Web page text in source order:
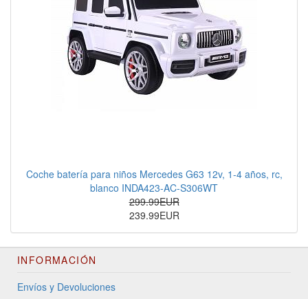
Coche batería para niños Mercedes G63 12v, 1-4 años, rc,
blanco INDA423-AC-S306WT
299.99EUR
239.99EUR
INFORMACIÓN
Envíos y Devoluciones